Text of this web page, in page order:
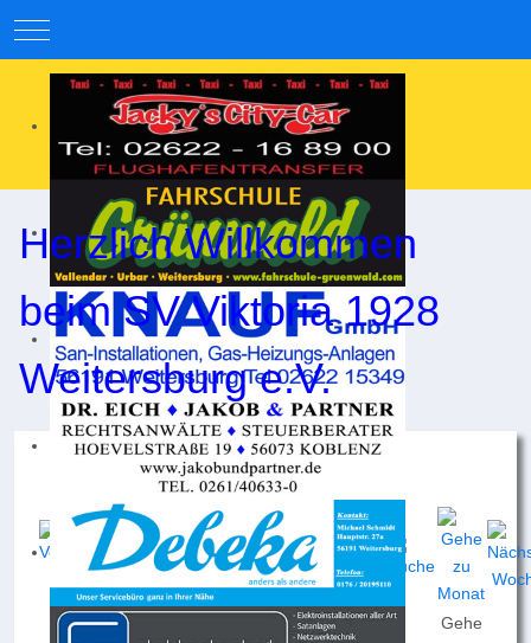
Mobile Menu Toggle
Herzlich Willkommen
beim SV Viktoria 1928
Weitersburg e.V.
Nach
Nach
Nach
Gehe